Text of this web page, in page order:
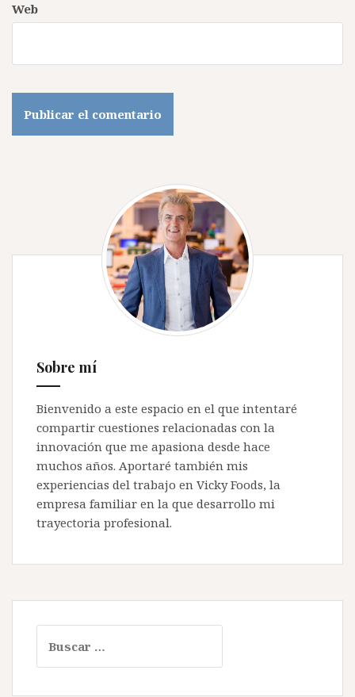
Web
Sobre mí
Bienvenido a este espacio en el que intentaré
compartir cuestiones relacionadas con la
innovación que me apasiona desde hace
muchos años. Aportaré también mis
experiencias del trabajo en Vicky Foods, la
empresa familiar en la que desarrollo mi
trayectoria profesional.